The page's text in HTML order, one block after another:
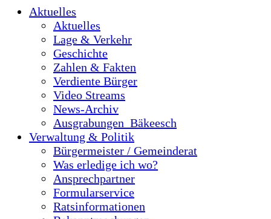
Aktuelles
Aktuelles
Lage & Verkehr
Geschichte
Zahlen & Fakten
Verdiente Bürger
Video Streams
News-Archiv
Ausgrabungen_Bäkeesch
Verwaltung & Politik
Bürgermeister / Gemeinderat
Was erledige ich wo?
Ansprechpartner
Formularservice
Ratsinformationen